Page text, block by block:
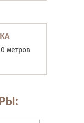
метров